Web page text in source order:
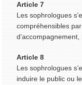
Article 7
Les sophrologues
compréhensibles
Article 8
Les sophrologues
induire le public ou